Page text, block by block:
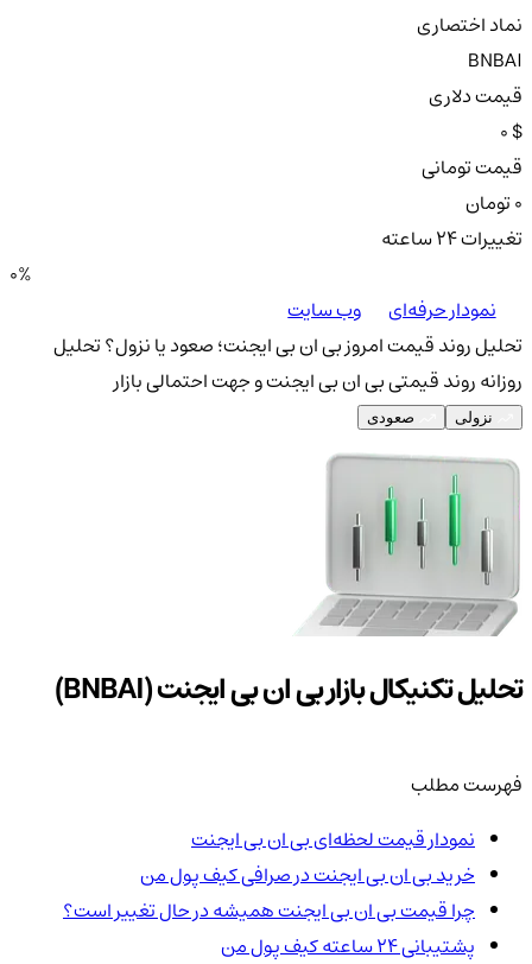
نماد اختصاری
BNBAI
قیمت دلاری
0 $
قیمت تومانی
تغییرات ۲۴ ساعته
0%
نمودار حرفه‌ای
وب سایت
تحلیل روند قیمت امروز بی ان بی ایجنت؛ صعود یا نزول؟تحلیل
روزانه روند قیمتی بی ان بی ایجنت و جهت احتمالی بازار
نزولی صعودی
تحلیل تکنیکال بازار بی ان بی ایجنت (BNBAI)
فهرست مطلب
نمودار قیمت لحظه‌ای بی ان بی ایجنت
خرید بی ان بی ایجنت در صرافی کیف پول من
چرا قیمت بی ان بی ایجنت همیشه در حال تغییر است؟
پشتیبانی ۲۴ ساعته کیف پول من